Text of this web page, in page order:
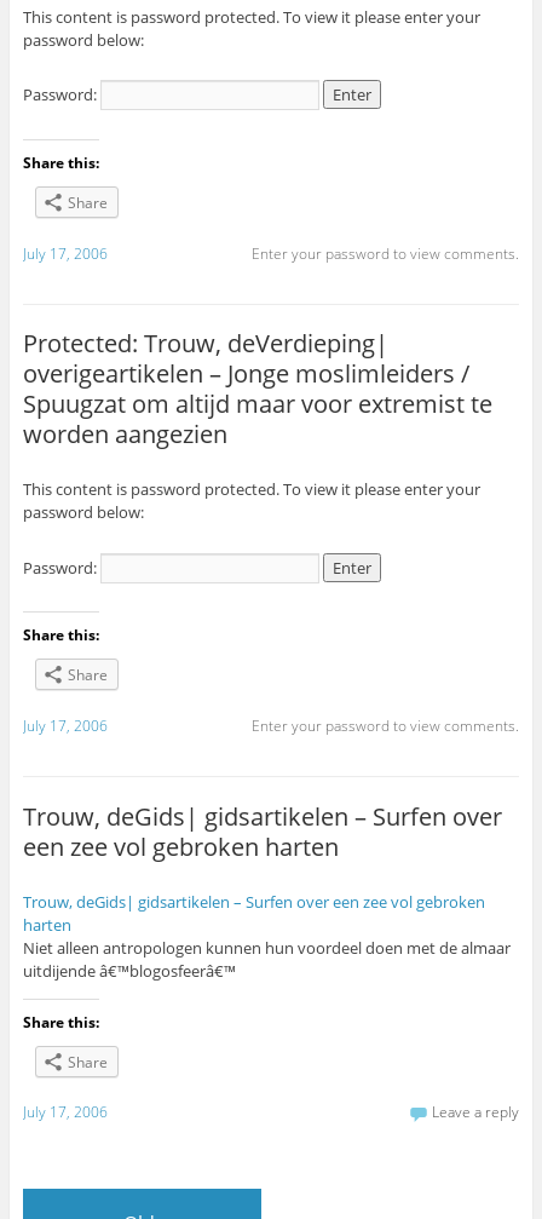
This content is password protected. To view it please enter your
password below:
Password:
Share this:
Share
July 17, 2006 Enter your password to view comments.
Protected: Trouw, deVerdieping|
overigeartikelen – Jonge moslimleiders /
Spuugzat om altijd maar voor extremist te
worden aangezien
This content is password protected. To view it please enter your
password below:
Password:
Share this:
Share
July 17, 2006 Enter your password to view comments.
Trouw, deGids| gidsartikelen – Surfen over
een zee vol gebroken harten
Trouw, deGids| gidsartikelen – Surfen over een zee vol gebroken
harten
Niet alleen antropologen kunnen hun voordeel doen met de almaar
uitdijende â€™blogosfeerâ€™
Share this:
Share
July 17, 2006 Leave a reply